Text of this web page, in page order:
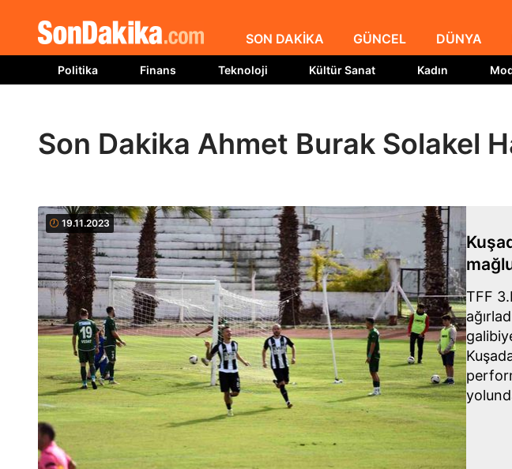
SON DAKİKA GÜNCEL DÜNYA
Politika Finans Teknoloji Kültür Sanat Kadın
Son Dakika Ahmet Burak Solakel
19.11.2023
TFF